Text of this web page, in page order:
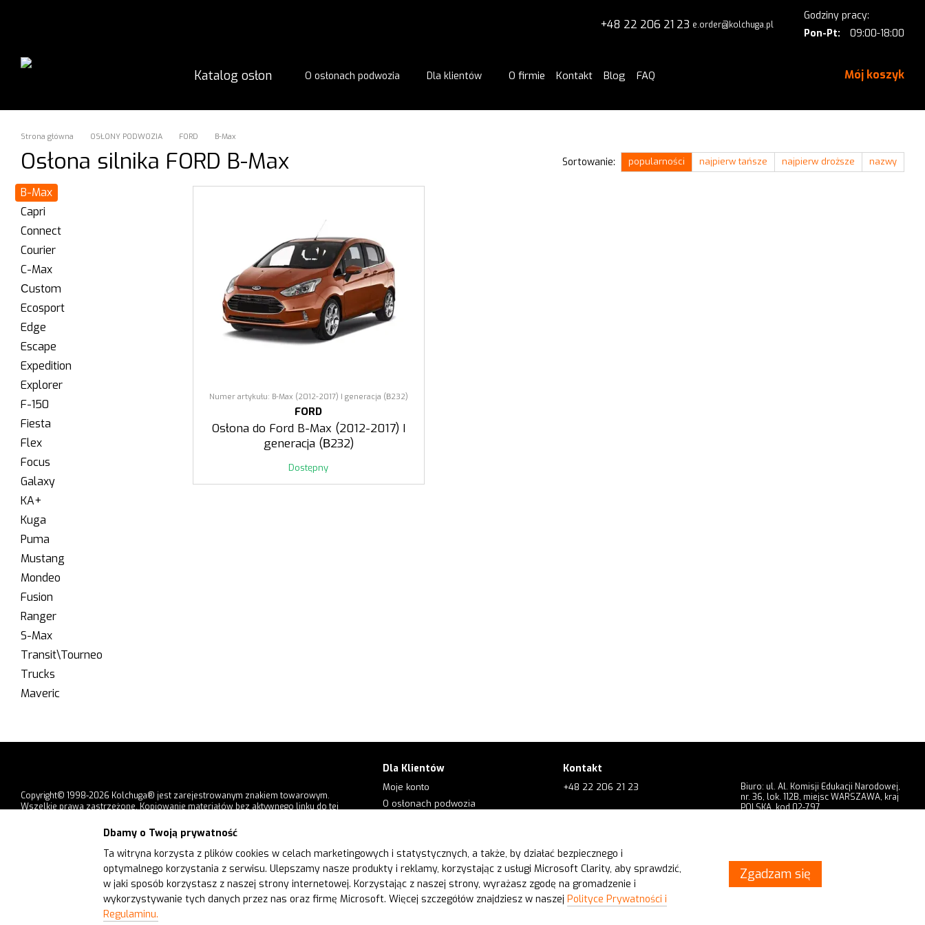
+48 22 206 21 23 e.order@kolchuga.pl
Godziny pracy:
Pon-Pt:
09:00-18:00
Katalog osłon O osłonach podwozia Dla klientów O firmie Kontakt Blog FAQ Mój koszyk
Strona główna OSŁONY PODWOZIA FORD B-Max
Osłona silnika FORD B-Max Sortowanie: popularności najpierw tańsze najpierw droższe nazwy
Numer artykułu: B-Max (2012-2017) I generacja (В232)
FORD
Osłona do Ford B-Max (2012-2017) I
generacja (В232)
Dostępny
B-Max
Capri
Connect
Courier
C-Max
Сustom
Ecosport
Edge
Escape
Expedition
Explorer
F-150
Fiesta
Flex
Focus
Galaxy
KA+
Kuga
Puma
Mustang
Mondeo
Fusion
Ranger
S-Max
Transit\Tourneo
Trucks
Maveric
Copyright© 1998-2026 Kolchuga® jest zarejestrowanym znakiem towarowym.
Wszelkie prawa zastrzeżone. Kopiowanie materiałów bez aktywnego linku do tej
Dla Klientów
Moje konto
O osłonach podwozia
Kontakt
Blog
FAQ
Kontakt
+48 22 206 21 23
Biuro: ul. Al. Komisji Edukacji Narodowej,
nr. 36, lok. 112B, miejsc WARSZAWA, kraj
POLSKA, kod 02-797
Śledź nas na
Dbamy o Twoją prywatność
Ta witryna korzysta z plików cookies w celach marketingowych i statystycznych, a także, by działać bezpiecznego i
optymalnego korzystania z serwisu. Ulepszamy nasze produkty i reklamy, korzystając z usługi Microsoft Clarity, aby sprawdzić,
w jaki sposób korzystasz z naszej strony internetowej. Korzystając z naszej strony, wyrażasz zgodę na gromadzenie i
wykorzystywanie tych danych przez nas oraz firmę Microsoft. Więcej szczegółów znajdziesz w naszej Polityce Prywatności i
Regulaminu.
Zgadzam się